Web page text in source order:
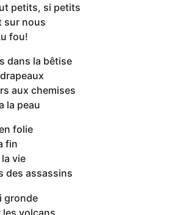
petits, si petits
sur nous
fou!
dans la bêtise
aux chemises
la peau
folie
fin
vie
des assassins
gronde
les volcans